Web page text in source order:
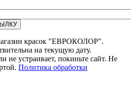
красок "ЕВРОКОЛОР".
на текущую дату.
не устраивает, покиньте сайт. Не
Политика обработки